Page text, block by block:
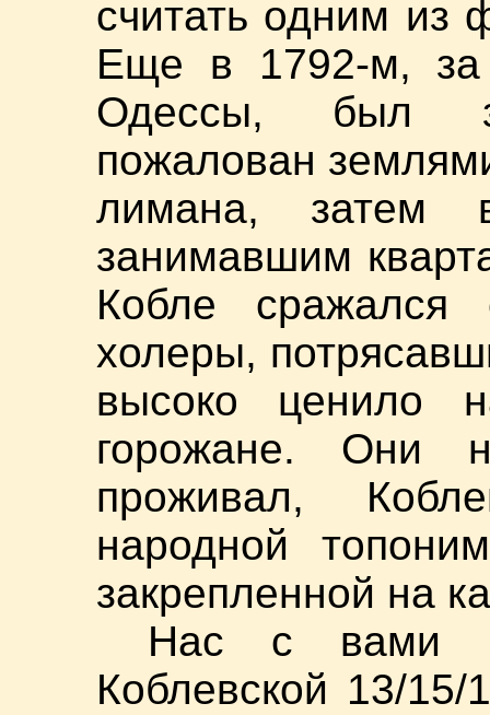
считать одним из
Еще в 1792-м, за
Одессы, был
пожалован
лимана, затем
занимавшим
Кобле
холеры,
высоко ценило
горожане. Они
проживал,
народной
закрепленной на
Нас с вами
Коблевской 13/